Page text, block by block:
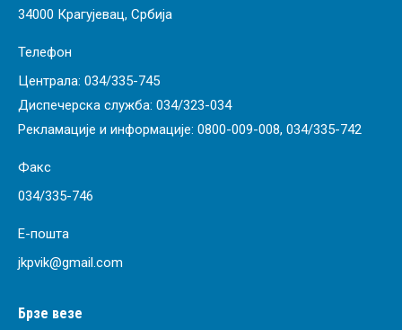
34000 Крагујевац, Србија
Телефон
Централа: 034/335-745
Диспечерска служба: 034/323-034
Рекламације и информације: 0800-009-008, 034/335-742
Факс
034/335-746
Е-пошта
jkpvik@gmail.com
Брзе везе